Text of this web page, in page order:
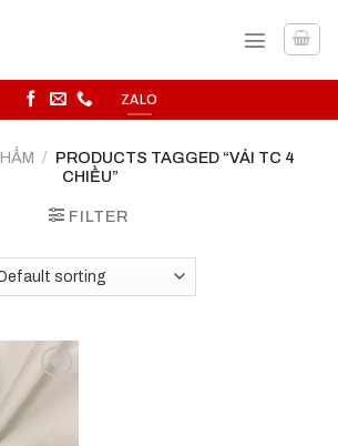
ZALO
/ PRODUCTS TAGGED “VẢI TC 4
CHIỀU”
FILTER
Add to
wishlist